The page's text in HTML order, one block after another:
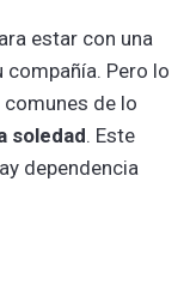
estar con una
compañía. Pero lo
de lo
soledad. Este
dependencia